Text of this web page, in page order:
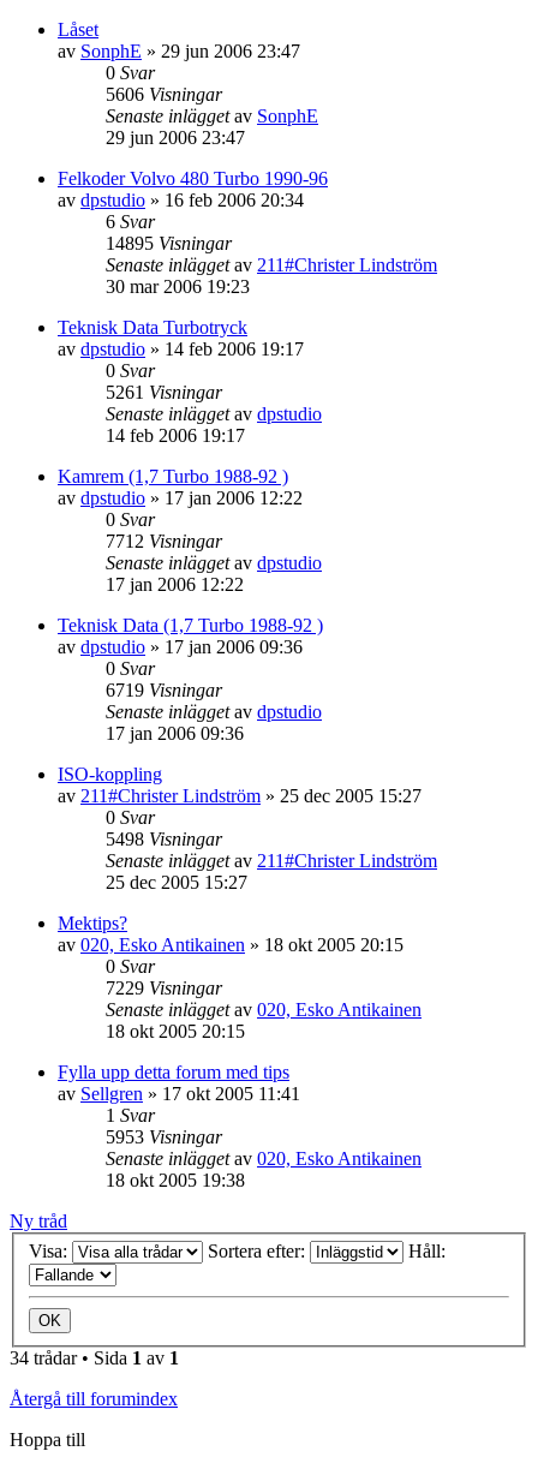
Låset
av SonphE » 29 jun 2006 23:47
0 Svar
5606 Visningar
Senaste inläggetav SonphE
29 jun 2006 23:47
Felkoder Volvo 480 Turbo 1990-96
av dpstudio » 16 feb 2006 20:34
6 Svar
14895 Visningar
Senaste inläggetav 211#Christer Lindström
30 mar 2006 19:23
Teknisk Data Turbotryck
av dpstudio » 14 feb 2006 19:17
0 Svar
5261 Visningar
Senaste inläggetav dpstudio
14 feb 2006 19:17
Kamrem (1,7 Turbo 1988-92 )
av dpstudio » 17 jan 2006 12:22
0 Svar
7712 Visningar
Senaste inläggetav dpstudio
17 jan 2006 12:22
Teknisk Data (1,7 Turbo 1988-92 )
av dpstudio » 17 jan 2006 09:36
0 Svar
6719 Visningar
Senaste inläggetav dpstudio
17 jan 2006 09:36
ISO-koppling
av 211#Christer Lindström » 25 dec 2005 15:27
0 Svar
5498 Visningar
Senaste inläggetav 211#Christer Lindström
25 dec 2005 15:27
Mektips?
av 020, Esko Antikainen » 18 okt 2005 20:15
0 Svar
7229 Visningar
Senaste inläggetav 020, Esko Antikainen
18 okt 2005 20:15
Fylla upp detta forum med tips
av Sellgren » 17 okt 2005 11:41
1 Svar
5953 Visningar
Senaste inläggetav 020, Esko Antikainen
18 okt 2005 19:38
Ny tråd
Visa:
Sortera efter: Håll:
34 trådar • Sida 1 av 1
Återgå till forumindex
Hoppa till